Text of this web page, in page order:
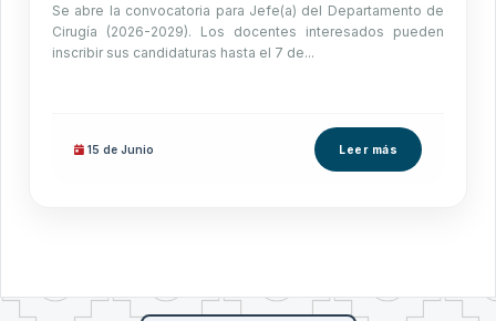
Se abre la convocatoria para Jefe(a) del Departamento de
Cirugía (2026-2029). Los docentes interesados pueden
inscribir sus candidaturas hasta el 7 de...
15 de Junio Leer más